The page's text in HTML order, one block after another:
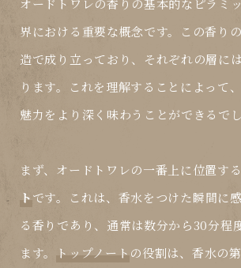
オードトワレの香りの基本的なピラミ
界における重要な概念です。この香り
造で成り立っており、それぞれの層に
ります。これを理解することによって
魅力をより深く味わうことができるでし
まず、オードトワレの一番上に位置す
トです。これは、香水をつけた瞬間に
る香りであり、通常は数分から30分程
ます。
トップノート の役割は、香水の